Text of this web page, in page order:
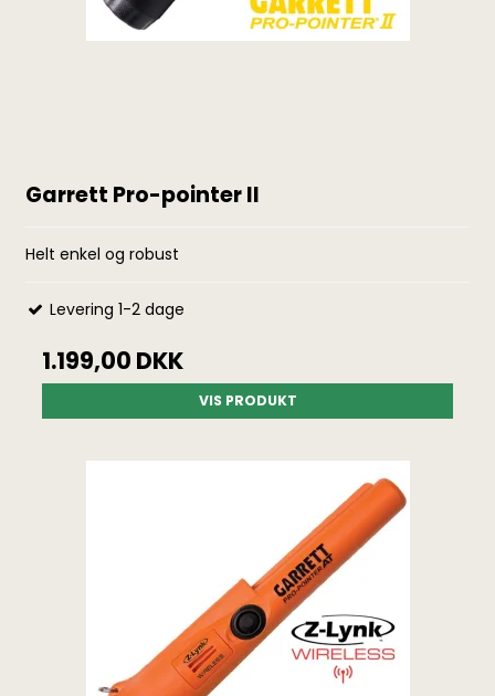
Garrett Pro-pointer II
Helt enkel og robust
Levering 1-2 dage
1.199,00 DKK
VIS PRODUKT